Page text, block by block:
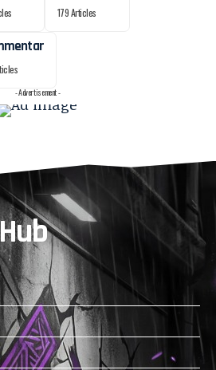
179 Articles
- Advertisement -